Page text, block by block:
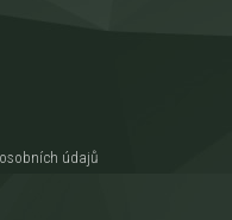
údajů